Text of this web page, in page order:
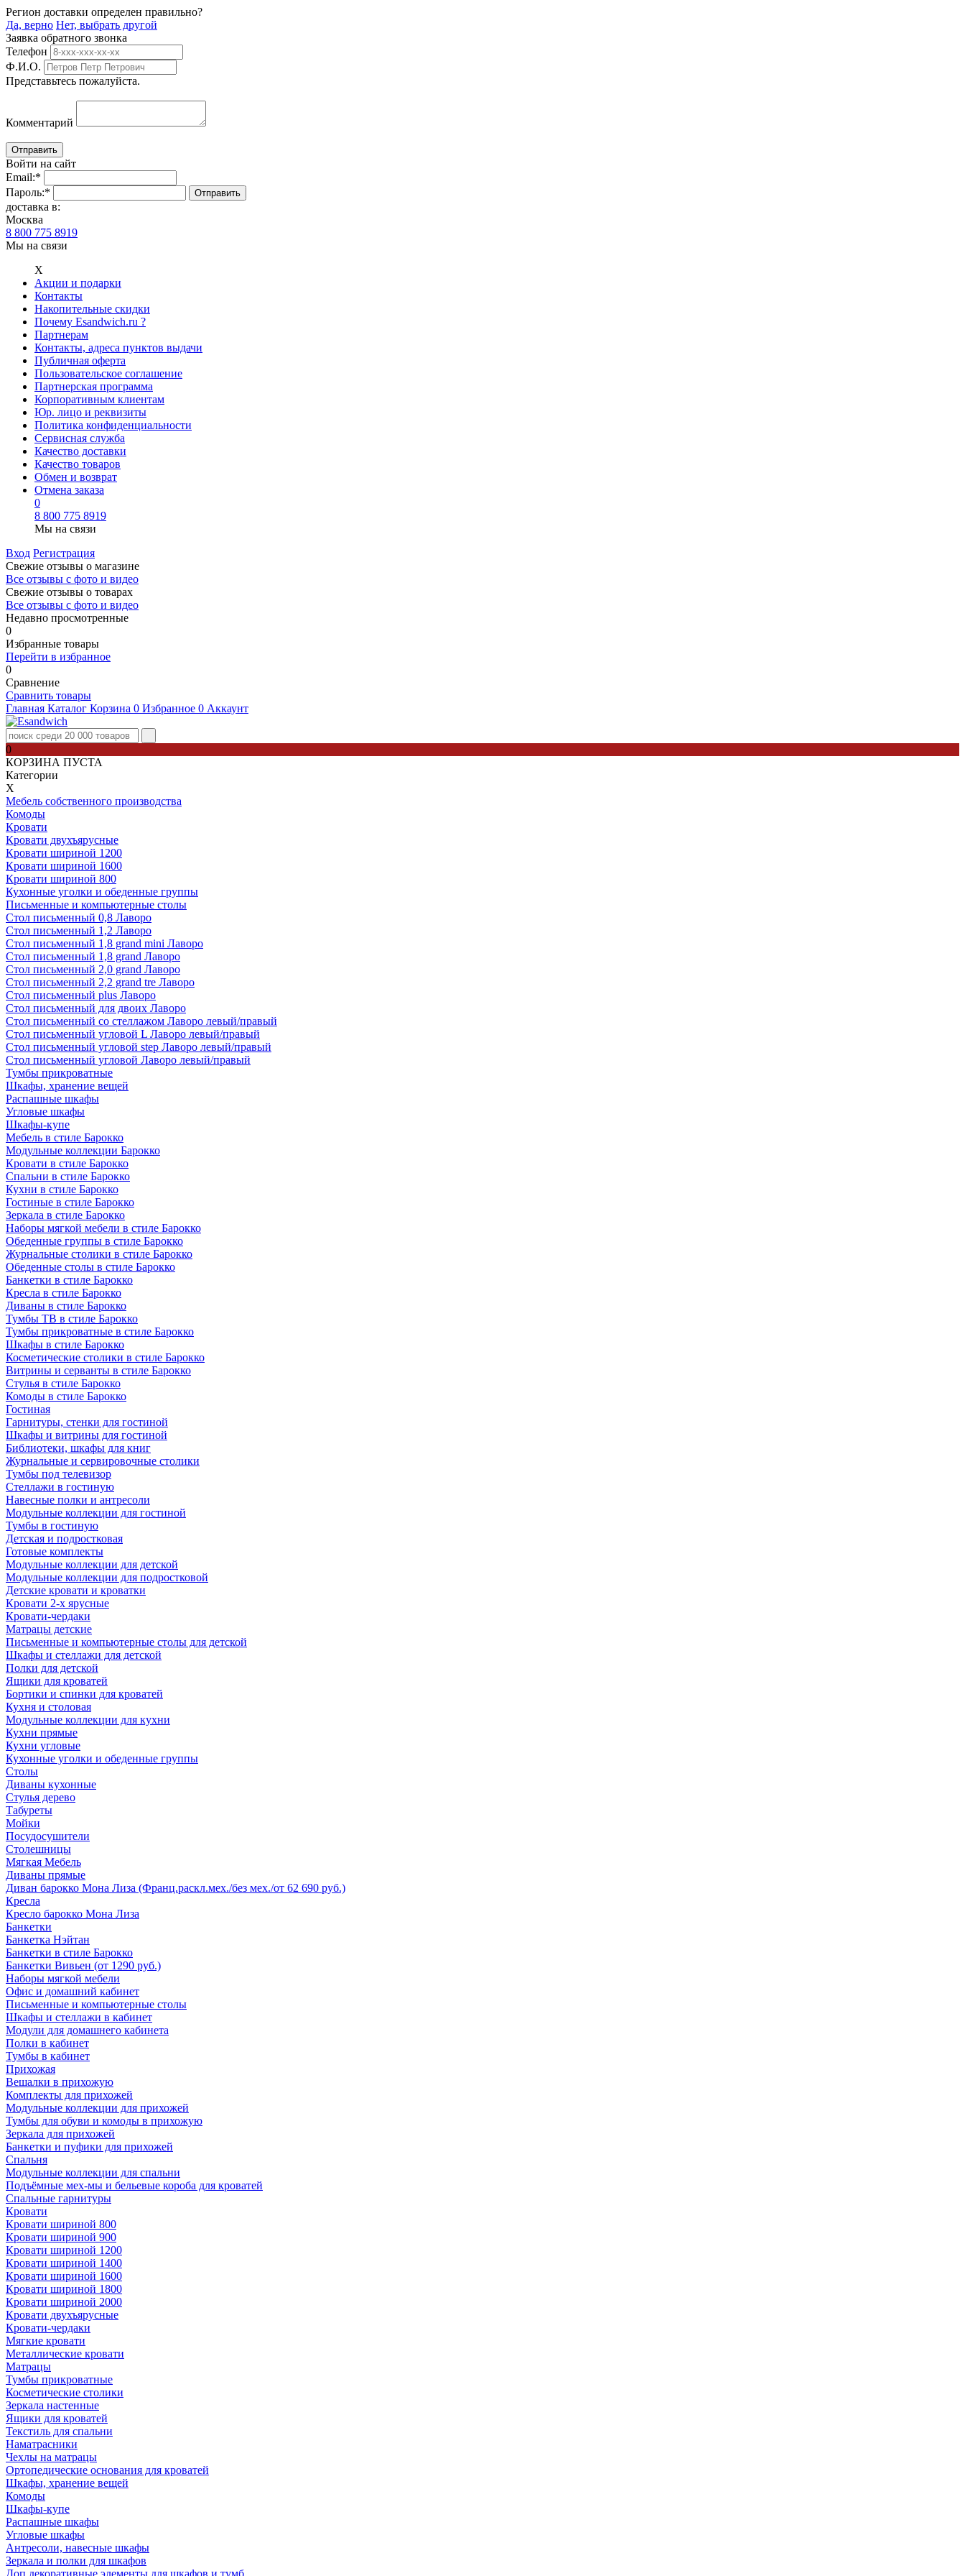
Регион доставки определен правильно?
Да, верно Нет, выбрать другой
Заявка обратного звонка
Телефон
Ф.И.О.
Представьтесь пожалуйста.
Комментарий
Войти на сайт
Email:*
Пароль:*
доставка в:
Москва
8 800 775 8919
Мы на связи
Х
Акции и подарки
Контакты
Накопительные скидки
Почему Esandwich.ru ?
Партнерам
Контакты, адреса пунктов выдачи
Публичная оферта
Пользовательское соглашение
Партнерская программа
Корпоративным клиентам
Юр. лицо и реквизиты
Политика конфиденциальности
Сервисная служба
Качество доставки
Качество товаров
Обмен и возврат
Отмена заказа
0
8 800 775 8919
Мы на связи
Вход Регистрация
Свежие отзывы о магазине
Все отзывы с фото и видео
Свежие отзывы о товарах
Все отзывы c фото и видео
Недавно просмотренные
0
Избранные товары
Перейти в избранное
0
Сравнение
Сравнить товары
Главная Каталог Корзина 0 Избранное 0 Аккаунт
0
КОРЗИНА ПУСТА
Категории
Х
Мебель собственного производства
Комоды
Кровати
Кровати двухъярусные
Кровати шириной 1200
Кровати шириной 1600
Кровати шириной 800
Кухонные уголки и обеденные группы
Письменные и компьютерные столы
Стол письменный 0,8 Лаворо
Стол письменный 1,2 Лаворо
Стол письменный 1,8 grand mini Лаворо
Стол письменный 1,8 grand Лаворо
Стол письменный 2,0 grand Лаворо
Стол письменный 2,2 grand tre Лаворо
Стол письменный plus Лаворо
Стол письменный для двоих Лаворо
Стол письменный со стеллажом Лаворо левый/правый
Стол письменный угловой L Лаворо левый/правый
Стол письменный угловой step Лаворо левый/правый
Стол письменный угловой Лаворо левый/правый
Тумбы прикроватные
Шкафы, хранение вещей
Распашные шкафы
Угловые шкафы
Шкафы-купе
Мебель в стиле Барокко
Модульные коллекции Барокко
Кровати в стиле Барокко
Спальни в стиле Барокко
Кухни в стиле Барокко
Гостиные в стиле Барокко
Зеркала в стиле Барокко
Наборы мягкой мебели в стиле Барокко
Обеденные группы в стиле Барокко
Журнальные столики в стиле Барокко
Обеденные столы в стиле Барокко
Банкетки в стиле Барокко
Кресла в стиле Барокко
Диваны в стиле Барокко
Тумбы ТВ в стиле Барокко
Тумбы прикроватные в стиле Барокко
Шкафы в стиле Барокко
Косметические столики в стиле Барокко
Витрины и серванты в стиле Барокко
Стулья в стиле Барокко
Комоды в стиле Барокко
Гостиная
Гарнитуры, стенки для гостиной
Шкафы и витрины для гостиной
Библиотеки, шкафы для книг
Журнальные и сервировочные столики
Тумбы под телевизор
Стеллажи в гостиную
Навесные полки и антресоли
Модульные коллекции для гостиной
Тумбы в гостиную
Детская и подростковая
Готовые комплекты
Модульные коллекции для детской
Модульные коллекции для подростковой
Детские кровати и кроватки
Кровати 2-х ярусные
Кровати-чердаки
Матрацы детские
Письменные и компьютерные столы для детской
Шкафы и стеллажи для детской
Полки для детской
Ящики для кроватей
Бортики и спинки для кроватей
Кухня и столовая
Модульные коллекции для кухни
Кухни прямые
Кухни угловые
Кухонные уголки и обеденные группы
Столы
Диваны кухонные
Стулья дерево
Табуреты
Мойки
Посудосушители
Столешницы
Мягкая Мебель
Диваны прямые
Диван барокко Мона Лиза (Франц.раскл.мех./без мех./от 62 690 руб.)
Кресла
Кресло барокко Мона Лиза
Банкетки
Банкетка Нэйтан
Банкетки в стиле Барокко
Банкетки Вивьен (от 1290 руб.)
Наборы мягкой мебели
Офис и домашний кабинет
Письменные и компьютерные столы
Шкафы и стеллажи в кабинет
Модули для домашнего кабинета
Полки в кабинет
Тумбы в кабинет
Прихожая
Вешалки в прихожую
Комплекты для прихожей
Модульные коллекции для прихожей
Тумбы для обуви и комоды в прихожую
Зеркала для прихожей
Банкетки и пуфики для прихожей
Спальня
Модульные коллекции для спальни
Подъёмные мех-мы и бельевые короба для кроватей
Спальные гарнитуры
Кровати
Кровати шириной 800
Кровати шириной 900
Кровати шириной 1200
Кровати шириной 1400
Кровати шириной 1600
Кровати шириной 1800
Кровати шириной 2000
Кровати двухъярусные
Кровати-чердаки
Мягкие кровати
Металлические кровати
Матрацы
Тумбы прикроватные
Косметические столики
Зеркала настенные
Ящики для кроватей
Текстиль для спальни
Наматрасники
Чехлы на матрацы
Ортопедические основания для кроватей
Шкафы, хранение вещей
Комоды
Шкафы-купе
Распашные шкафы
Угловые шкафы
Антресоли, навесные шкафы
Зеркала и полки для шкафов
Доп.декоративные элементы для шкафов и тумб